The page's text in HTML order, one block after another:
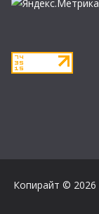
Копирайт © 2026